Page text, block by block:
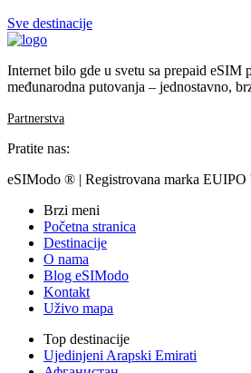
Sve destinacije
Internet bilo gde u svetu sa prepaid eSIM
međunarodna putovanja – jednostavno,
Partnerstva
Pratite nas:
eSIModo ® | Registrovana marka EUIPO
Brzi meni
Početna stranica
Destinacije
O nama
Blog eSIModo
Kontakt
Uživo mapa
Top destinacije
Ujedinjeni Arapski Emirati